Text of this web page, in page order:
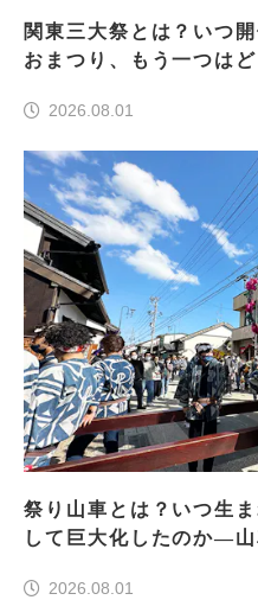
関東三大祭とは？いつ
おまつり、もう一つはど
2026.08.01
祭り山車とは？いつ生
して巨大化したのか―
2026.08.01